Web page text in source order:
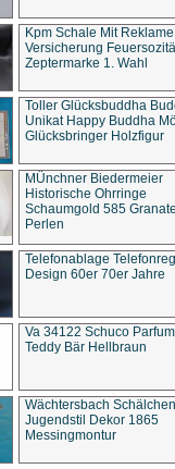
Kpm Schale Mit Reklame
Versicherung
Zeptermarke 1. Wahl
Toller Glücksbuddha
Unikat Happy Buddha
Glücksbringer Holzfigur
MÜnchner Biedermeier
Historische Ohrringe
Schaumgold 585
Perlen
Telefonablage
Design 60er 70er Jahre
Va 34122 Schuco
Teddy Bär Hellbraun
Wächtersbach Schälchen
Jugendstil Dekor 1865
Messingmontur